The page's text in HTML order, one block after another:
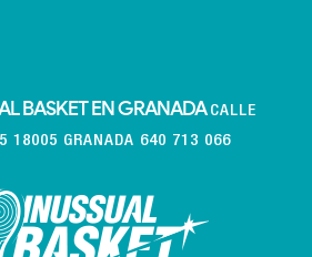
BASKET EN GRANADA CALLE
18005 GRANADA 640 713 066